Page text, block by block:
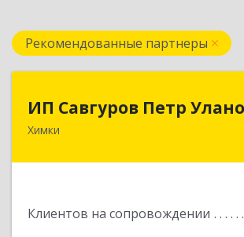
Рекомендованные партнеры
ИП Савгуров Петр
Химки
Клиентов на сопровождении
141407, Московская обл, Химки